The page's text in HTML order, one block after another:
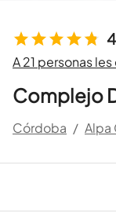
A 21 personas
Complejo
Córdoba / Alpa